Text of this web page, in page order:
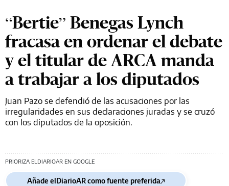
“Bertie” Benegas Lynch
fracasa en ordenar el debate
y el titular de ARCA manda
a trabajar a los diputados
Juan Pazo se defendió de las acusaciones por las
irregularidades en sus declaraciones juradas y se cruzó
con los diputados de la oposición.
PRIORIZA ELDIARIOAR EN GOOGLE
Añade elDiarioAR como fuente preferida